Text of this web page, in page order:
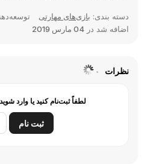
دسته بندی: بازی‌های مهارتی
اضافه شد در 04 مارس 2019
نظرات
لطفاً ثبت‌نام کنید یا وارد
ثبت نام